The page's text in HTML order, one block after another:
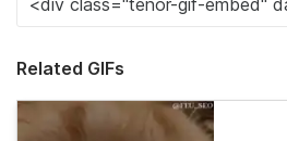
Related GIFs